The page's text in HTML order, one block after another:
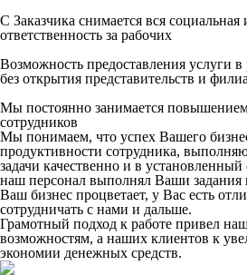
С Заказчика снимается вся
ответственность за рабочих
Возможность предоставления услуги
без открытия представительств и
Мы постоянно занимается
сотрудников
Мы понимаем, что успех Вашего
продуктивности сотрудника,
задачи качественно и в
наш персонал выполнял Ваши задания
Ваш бизнес процветает, у Вас есть
сотрудничать с нами и дальше.
Грамотный подход к работе привел
возможностям, а наших клиентов к
экономии денежных средств.